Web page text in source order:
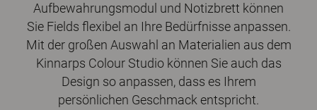
Aufbewahrungsmodul und Notizbrett können
Sie Fields flexibel an Ihre Bedürfnisse anpassen.
Mit der großen Auswahl an Materialien aus dem
Kinnarps Colour Studio können Sie auch das
Design so anpassen, dass es Ihrem
persönlichen Geschmack entspricht.